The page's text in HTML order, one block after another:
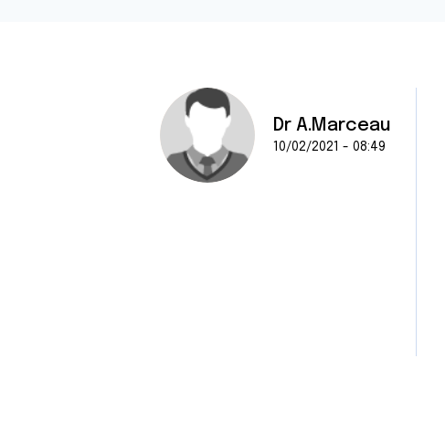
Dr A.Marceau
10/02/2021 - 08:49